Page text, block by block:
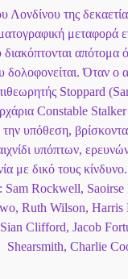
Λονδίνου της
μεταφορά
διακόπτονται απότομα
δολοφονείται. Όταν ο
Stoppard
Constable
υπόθεση,
υπόπτων,
με δικό τους
Sam Rockwell,
Ruth Wilson, Harris
Clifford, Jacob
Shearsmith, Charlie